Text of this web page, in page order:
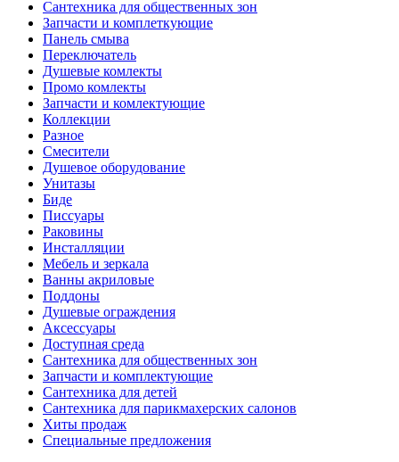
Сантехника для общественных зон
Запчасти и комплеткующие
Панель смыва
Переключатель
Душевые комлекты
Промо комлекты
Запчасти и комлектующие
Коллекции
Разное
Смесители
Душевое оборудование
Унитазы
Биде
Писсуары
Раковины
Инсталляции
Мебель и зеркала
Ванны акриловые
Поддоны
Душевые ограждения
Аксессуары
Доступная среда
Cантехника для общественных зон
Запчасти и комплектующие
Сантехника для детей
Сантехника для парикмахерских салонов
Хиты продаж
Специальные предложения